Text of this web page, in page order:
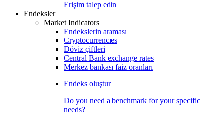
Erişim talep edin
Endeksler
Market Indicators
Endekslerin araması
Cryptocurrencies
Döviz çiftleri
Central Bank exchange rates
Merkez bankası faiz oranları
Endeks oluştur
Do you need a benchmark for your specific
needs?